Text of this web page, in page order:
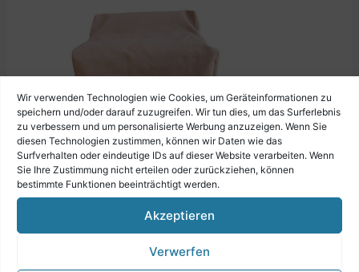
Wir verwenden Technologien wie Cookies, um Geräteinformationen zu
speichern und/oder darauf zuzugreifen. Wir tun dies, um das Surferlebnis
zu verbessern und um personalisierte Werbung anzuzeigen. Wenn Sie
diesen Technologien zustimmen, können wir Daten wie das
Surfverhalten oder eindeutige IDs auf dieser Website verarbeiten. Wenn
Sie Ihre Zustimmung nicht erteilen oder zurückziehen, können
bestimmte Funktionen beeinträchtigt werden.
Akzeptieren
Verwerfen